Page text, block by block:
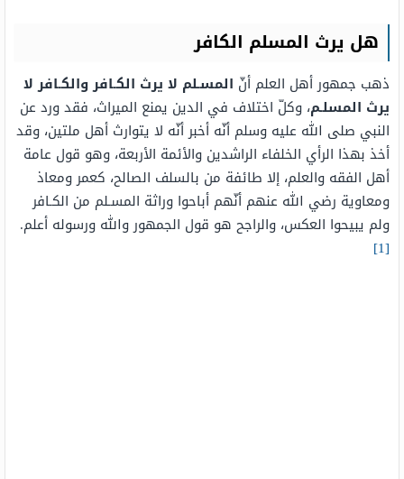
هل يرث المسلم الكافر
ذهب جمهور أهل العلم أنّ المسـلم لا يرث الكـافر والكـافر لا
يرث المسلـم، وكلّ اختلاف في الدين يمنع الميراث، فقد ورد عن
النبي صلى الله عليه وسلم أنّه أخبر أنّه لا يتوارث أهل ملتين، وقد
أخذ بهذا الرأي الخلفاء الراشدين والأئمة الأربعة، وهو قول عامة
أهل الفقه والعلم، إلا طائفة من بالسلف الصالح، كعمر ومعاذ
ومعاوية رضي الله عنهم أنّهم أباحوا وراثة المسـلم من الكـافر
ولم يبيحوا العكس، والراجح هو قول الجمهور والله ورسوله أعلم.
[1]